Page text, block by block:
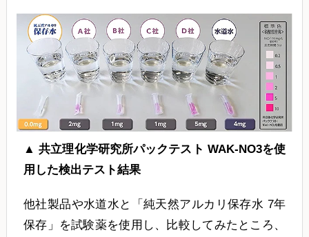
▲ 共立理化学研究所パックテスト WAK-NO3を使
用した検出テスト結果
他社製品や水道水と「純天然アルカリ保存水 7年
保存」を試験薬を使用し、比較してみたところ、